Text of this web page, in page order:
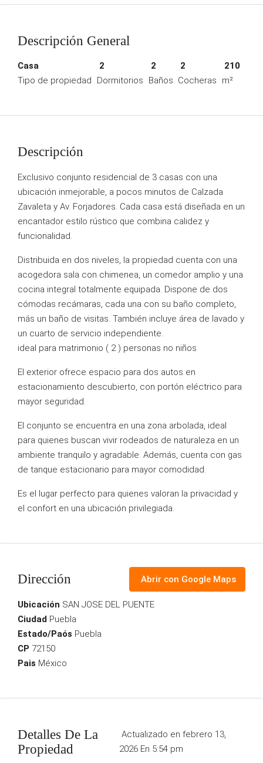
Descripción General
Casa
Tipo de propiedad
2
Dormitorios
2
Baños
2
Cocheras
210
m²
Descripción
Exclusivo conjunto residencial de 3 casas con una
ubicación inmejorable, a pocos minutos de Calzada
Zavaleta y Av. Forjadores. Cada casa está diseñada en un
encantador estilo rústico que combina calidez y
funcionalidad.
Distribuida en dos niveles, la propiedad cuenta con una
acogedora sala con chimenea, un comedor amplio y una
cocina integral totalmente equipada. Dispone de dos
cómodas recámaras, cada una con su baño completo,
más un baño de visitas. También incluye área de lavado y
un cuarto de servicio independiente.
ideal para matrimonio ( 2 ) personas no niños
El exterior ofrece espacio para dos autos en
estacionamiento descubierto, con portón eléctrico para
mayor seguridad.
El conjunto se encuentra en una zona arbolada, ideal
para quienes buscan vivir rodeados de naturaleza en un
ambiente tranquilo y agradable. Además, cuenta con gas
de tanque estacionario para mayor comodidad.
Es el lugar perfecto para quienes valoran la privacidad y
el confort en una ubicación privilegiada.
Dirección Abrir con Google Maps
Ubicación SAN JOSE DEL PUENTE
Ciudad Puebla
Estado/Paós Puebla
CP 72150
Pais México
Detalles De La
Propiedad
Actualizado en febrero 13,
2026 En 5:54 pm